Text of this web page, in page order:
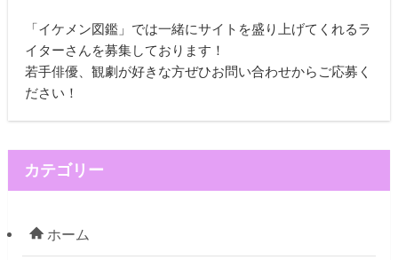
「イケメン図鑑」では一緒にサイトを盛り上げてくれるラ
イターさんを募集しております！
若手俳優、観劇が好きな方ぜひお問い合わせからご応募く
ださい！
カテゴリー
ホーム